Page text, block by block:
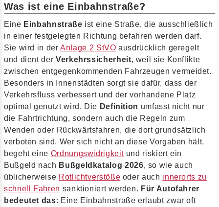
Was ist eine Einbahnstraße?
Eine Einbahnstraße ist eine Straße, die ausschließlich
in einer festgelegten Richtung befahren werden darf.
Sie wird in derAnlage 2 StVO ausdrücklich geregelt
und dient der Verkehrssicherheit, weil sie Konflikte
zwischen entgegenkommenden Fahrzeugen vermeidet.
Besonders in Innenstädten sorgt sie dafür, dass der
Verkehrsfluss verbessert und der vorhandene Platz
optimal genutzt wird. Die Definition umfasst nicht nur
die Fahrtrichtung, sondern auch die Regeln zum
Wenden oder Rückwärtsfahren, die dort grundsätzlich
verboten sind. Wer sich nicht an diese Vorgaben hält,
begeht eine Ordnungswidrigkeitund riskiert ein
Bußgeld nach Bußgeldkatalog 2026, so wie auch
üblicherweise Rotlichtverstöße oder auch innerorts zu
schnell Fahren sanktioniert werden. Für Autofahrer
bedeutet das: Eine Einbahnstraße erlaubt zwar oft